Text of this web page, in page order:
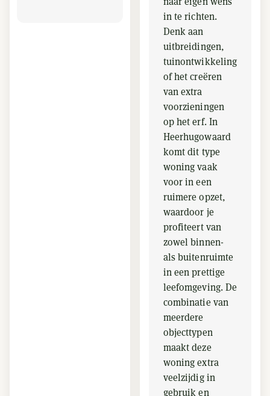
in te richten.
Denk aan
uitbreidingen,
tuinontwikkeling
of het creëren
van extra
voorzieningen
op het erf. In
Heerhugowaard
komt dit type
woning vaak
voor in een
ruimere opzet,
waardoor je
profiteert van
zowel binnen-
als buitenruimte
in een prettige
leefomgeving. De
combinatie van
meerdere
objecttypen
maakt deze
woning extra
veelzijdig in
gebruik en